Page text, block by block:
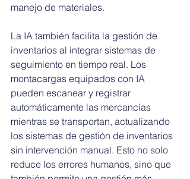
manejo de materiales.
La IA también facilita la gestión de
inventarios al integrar sistemas de
seguimiento en tiempo real. Los
montacargas equipados con IA
pueden escanear y registrar
automáticamente las mercancías
mientras se transportan, actualizando
los sistemas de gestión de inventarios
sin intervención manual. Esto no solo
reduce los errores humanos, sino que